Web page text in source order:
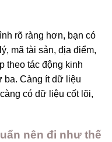
rõ ràng hơn, bạn có
mã tài sản, địa điểm,
theo tác động kinh
ba. Càng ít dữ liệu
có dữ liệu cốt lõi,
nên đi như thế